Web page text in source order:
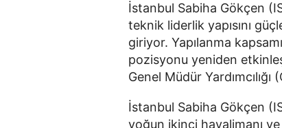
İstanbul Sabiha Gökçen
teknik liderlik yapısını
giriyor. Yapılanma
pozisyonu yeniden
Genel Müdür
İstanbul Sabiha Gökçen
yoğun ikinci havalimanı ve